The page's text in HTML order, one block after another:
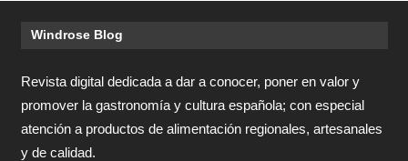
Windrose Blog
Revista digital dedicada a dar a conocer, poner en valor y
promover la gastronomía y cultura española; con especial
atención a productos de alimentación regionales, artesanales
y de calidad.